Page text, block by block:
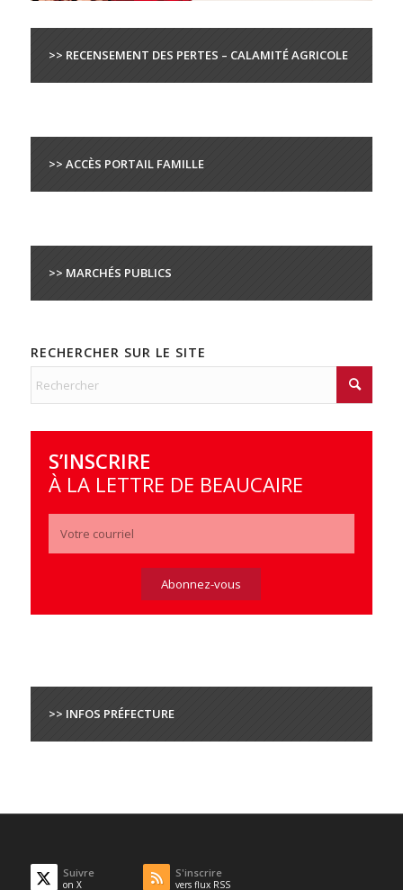
>> RECENSEMENT DES PERTES – CALAMITÉ AGRICOLE
>> ACCÈS PORTAIL FAMILLE
>> MARCHÉS PUBLICS
RECHERCHER SUR LE SITE
S’INSCRIRE
À LA LETTRE DE BEAUCAIRE
>> INFOS PRÉFECTURE
Suivre
on X
S'inscrire
vers flux RSS